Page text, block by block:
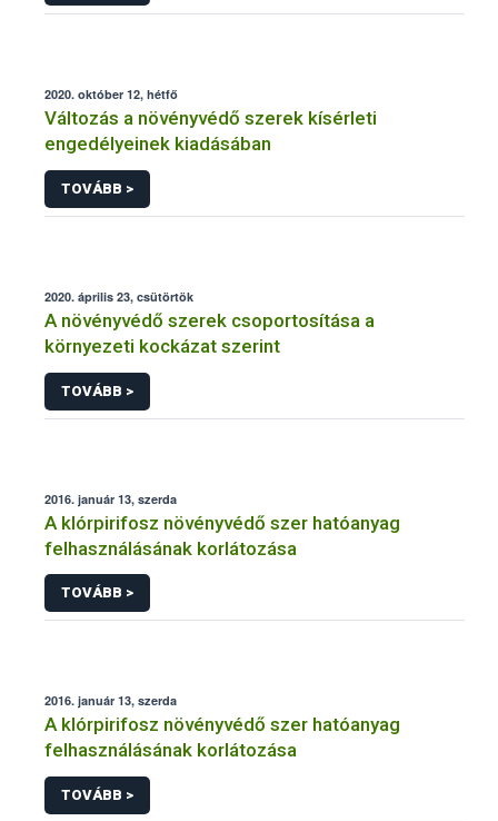
2020. október 12, hétfő
Változás a növényvédő szerek kísérleti
engedélyeinek kiadásában
TOVÁBB >
2020. április 23, csütörtök
A növényvédő szerek csoportosítása a
környezeti kockázat szerint
TOVÁBB >
2016. január 13, szerda
A klórpirifosz növényvédő szer hatóanyag
felhasználásának korlátozása
TOVÁBB >
2016. január 13, szerda
A klórpirifosz növényvédő szer hatóanyag
felhasználásának korlátozása
TOVÁBB >